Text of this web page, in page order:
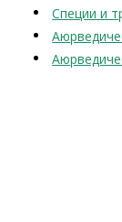
Специи и